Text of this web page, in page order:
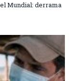
Mundial: derrama